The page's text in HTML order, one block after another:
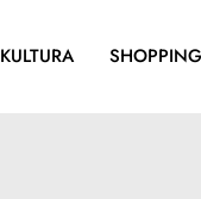
KULTURA SHOPPING